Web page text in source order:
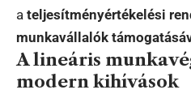
a teljesítményértékelési
munkavállalók
A lineáris
modern kihívások